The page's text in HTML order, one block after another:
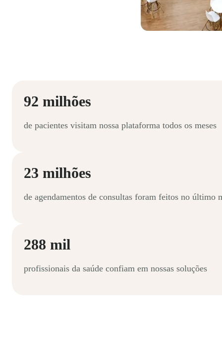
92 milhões
de pacientes visitam nossa plataforma todos os meses
23 milhões
de agendamentos de consultas foram feitos no último
288 mil
profissionais da saúde confiam em nossas soluções